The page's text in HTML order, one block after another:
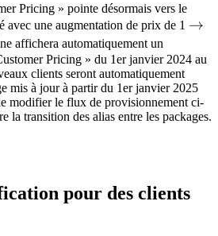
Pricing » pointe désormais vers le
avec une augmentation de prix de 1 →
→
affichera automatiquement un
Pricing » du 1er janvier 2024 au
clients seront automatiquement
mis à jour à partir du 1er janvier 2025
modifier le flux de provisionnement ci-
la transition des alias entre les packages.
pour des clients